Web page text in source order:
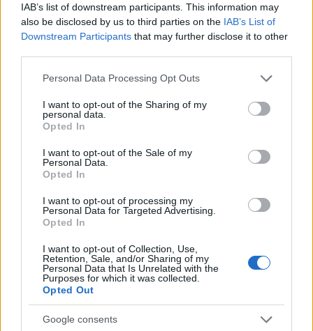
IAB’s list of downstream participants. This information may
also be disclosed by us to third parties on the IAB’s List of
Downstream Participants that may further disclose it to other
Please note that this website/app uses one or more Google
not limited to your visit or usage behaviour. You may click to
grant or deny consent to Google and its third-party tags to
use your data for below specified purposes in below Google
consent section.
Personal Data Processing Opt Outs
I want to opt-out of the Sharing of my
personal data.
Opted In
I want to opt-out of the Sale of my
Personal Data.
Opted In
I want to opt-out of processing my
Personal Data for Targeted Advertising.
Opted In
I want to opt-out of Collection, Use,
Retention, Sale, and/or Sharing of my
Personal Data that Is Unrelated with the
Purposes for which it was collected.
Opted Out
Google consents
AUTORE